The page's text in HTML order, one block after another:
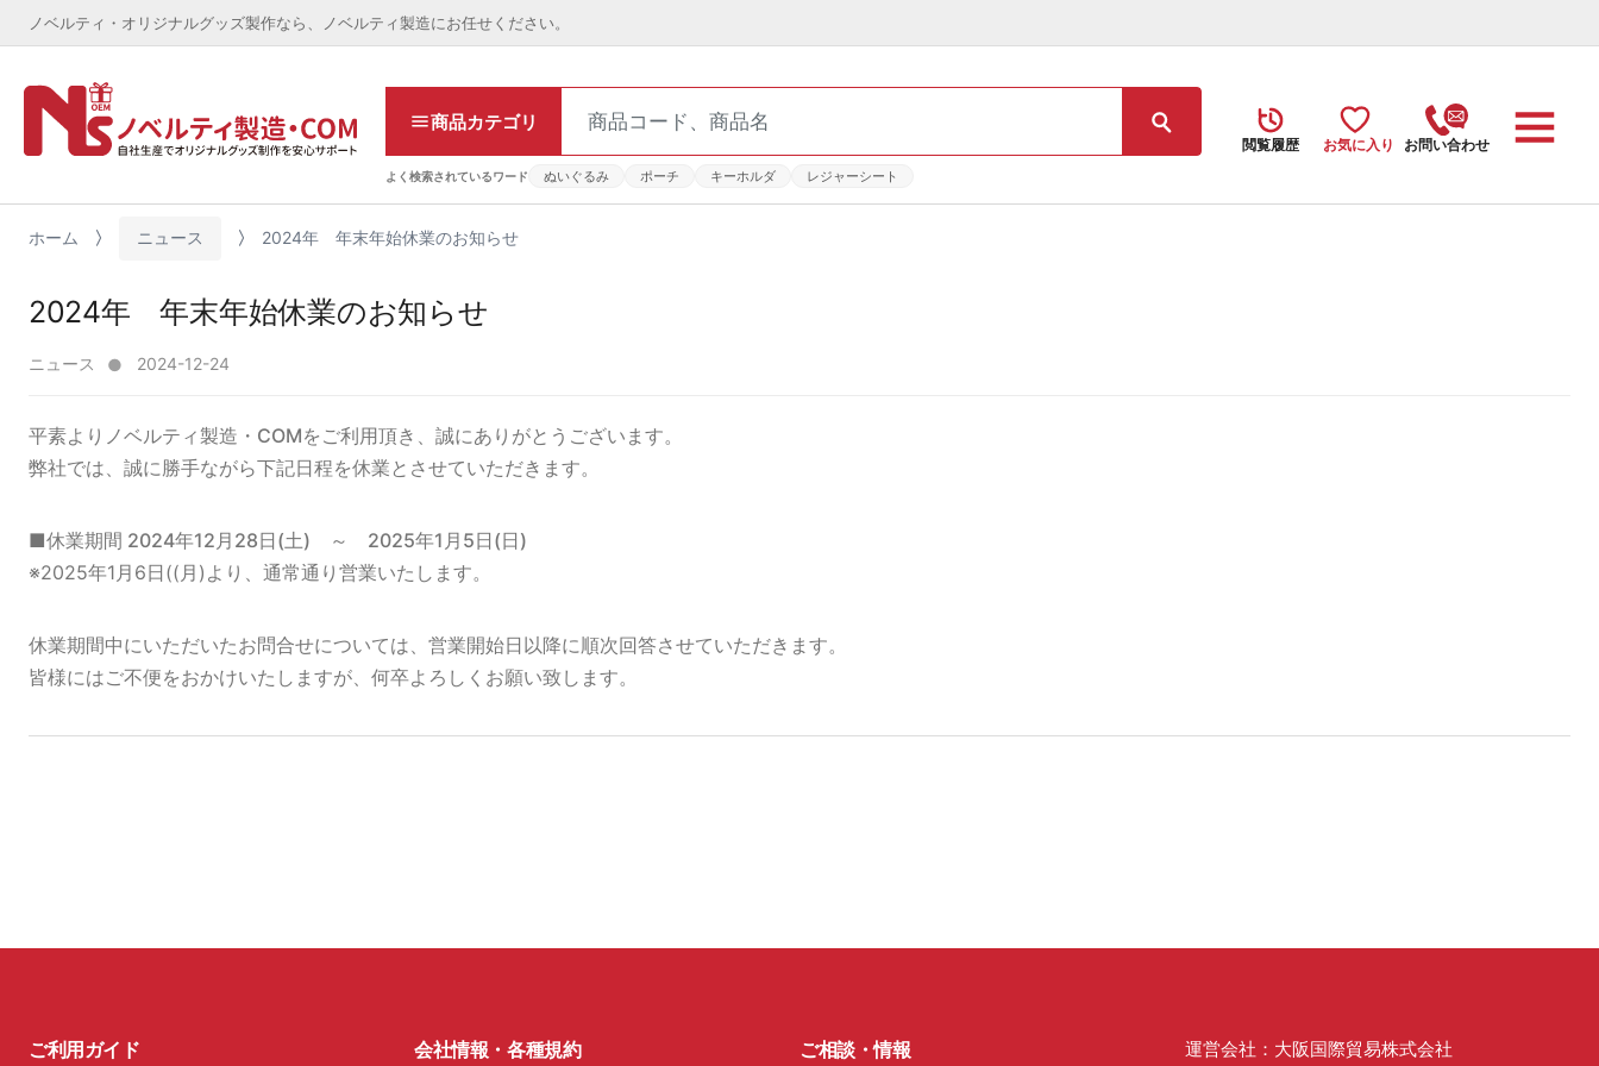
ノベルティ・オリジナルグッズ製作なら、ノベルティ製造にお任せください。
商品カテゴリ
よく検索されているワード ぬいぐるみ ポーチ キーホルダ レジャーシート
閲覧履歴 お気に入り お問い合わせ
ホーム ニュース 2024年 年末年始休業のお知らせ
2024年 年末年始休業のお知らせ
ニュース 2024-12-24
平素より ノベルティ製造・COMをご利用頂き、誠にありがとうございます。
弊社では、誠に勝手ながら下記日程を休業とさせていただきます。
■休業期間 2024年12月28日(土) ～ 2025年1月5日(日)
※2025年1月6日((月)より、通常通り営業いたします。
休業期間中にいただいたお問合せについては、営業開始日以降に順次回答させていただきます。
皆様にはご不便をおかけいたしますが、何卒よろしくお願い致します。
ご利用ガイド 会社情報・各種規約 ご相談・情報 運営会社：大阪国際貿易株式会社